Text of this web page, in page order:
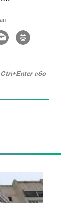
Ctrl+Enter або